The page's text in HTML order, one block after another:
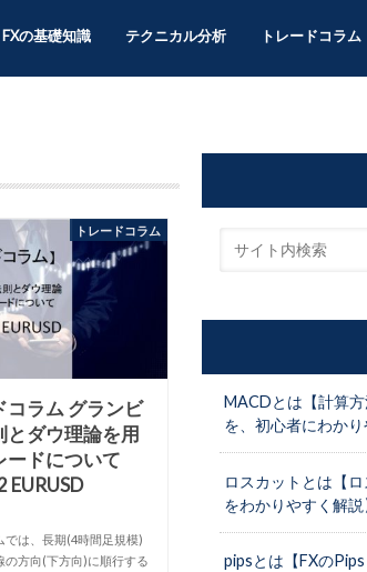
FXの基礎知識 テクニカル分析 トレードコラム
トレードコラム
コラム グランビ
とダウ理論を用
ードについて
EURUSD
では、長期(4時間足規模)
の方向(下方向)に順行する
MACDとは【計算
を、初心者にわかり
ロスカットとは【
をわかりやすく解説
pipsとは【FXの